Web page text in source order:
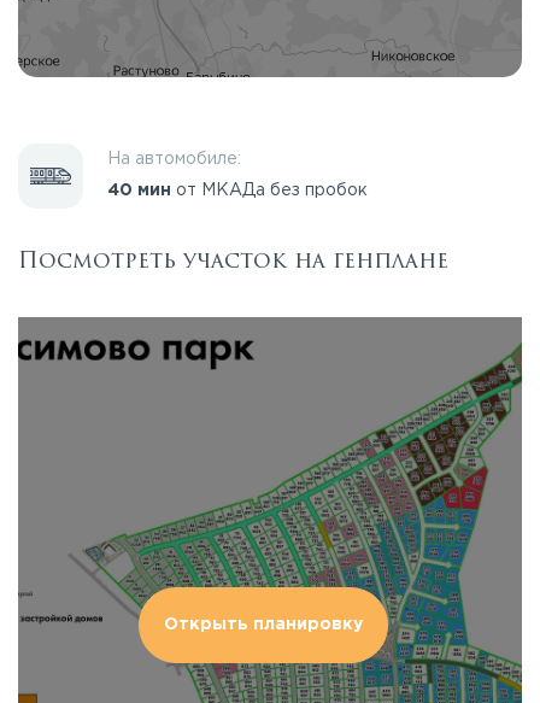
На автомобиле:
40 мин от МКАДа без пробок
Посмотреть участок на генплане
Открыть планировку